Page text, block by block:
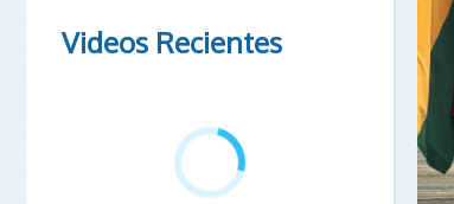
Videos Recientes